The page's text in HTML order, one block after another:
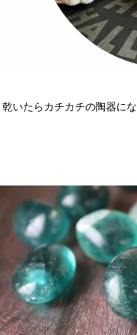
乾いたらカチカチの陶器に